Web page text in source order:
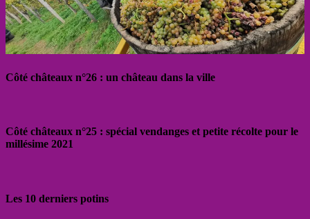
Côté châteaux n°26 : un château dans la ville
Côté châteaux n°25 : spécial vendanges et petite récolte pour le
millésime 2021
Les 10 derniers potins